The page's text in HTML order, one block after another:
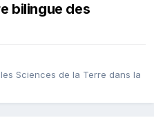
bilingue des
Sciences de la Terre dans la